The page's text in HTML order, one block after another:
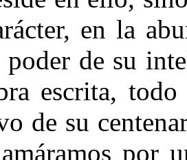
en la
poder de su
escrita,
de su
por